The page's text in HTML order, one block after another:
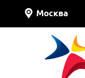
Москва